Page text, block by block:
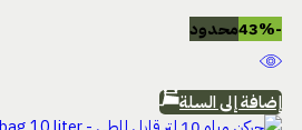
-43% محدود
إضافة إلى السلة